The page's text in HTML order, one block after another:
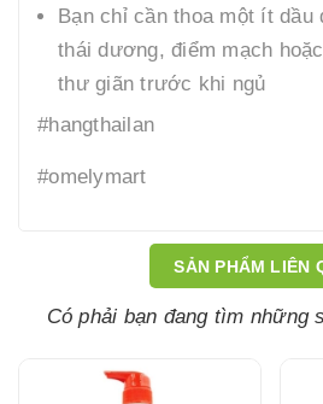
Bạn chỉ cần thoa một ít dầu
thái dương, điểm mạch
thư giãn trước khi ngủ
#hangthailan
#omelymart
SẢN PHẨM LIÊN
Có phải bạn đang tìm những